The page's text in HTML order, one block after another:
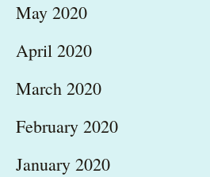
May 2020
April 2020
March 2020
February 2020
January 2020